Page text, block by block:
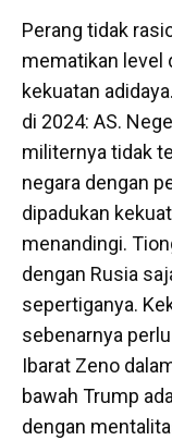
Perang tidak
mematikan level
kekuatan
di 2024: AS.
militernya tidak
negara dengan
dipadukan
menandingi.
dengan Rusia
sepertiganya.
sebenarnya
Ibarat Zeno
bawah Trump
dengan